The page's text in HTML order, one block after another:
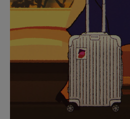
SIE,
UM
ANZUHALTEN
AUFHEBEN
DER